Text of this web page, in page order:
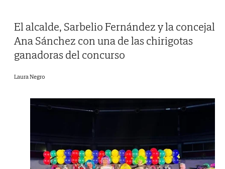
El alcalde, Sarbelio Fernández y la concejal
Ana Sánchez con una de las chirigotas
ganadoras del concurso
Laura Negro